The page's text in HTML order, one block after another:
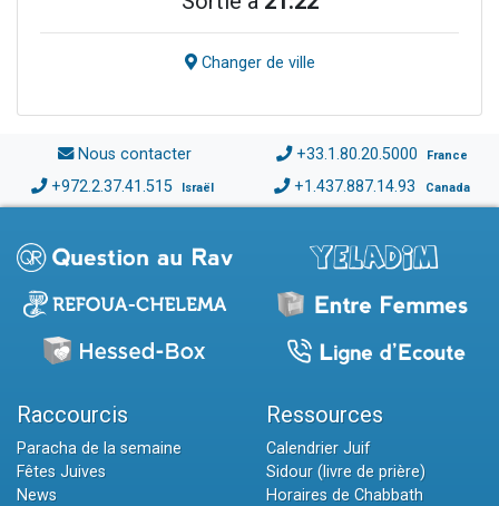
Changer de ville
Nous contacter +33.1.80.20.5000 France
+972.2.37.41.515 Israël +1.437.887.14.93 Canada
Raccourcis
Paracha de la semaine
Fêtes Juives
News
Ressources
Calendrier Juif
Sidour (livre de prière)
Horaires de Chabbath